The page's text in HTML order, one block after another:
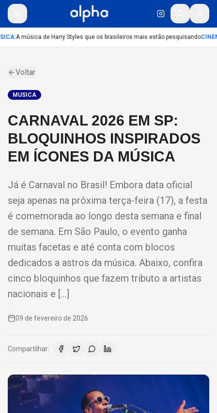
:A música de Harry Styles que os brasileiros mais estão pesquisando
Voltar
MUSICA
CARNAVAL 2026 EM SP:
BLOQUINHOS INSPIRADOS
EM ÍCONES DA MÚSICA
Já é Carnaval no Brasil! Embora data oficial
seja apenas na próxima terça-feira (17), a festa
é comemorada ao longo desta semana e final
de semana. Em São Paulo, o evento ganha
muitas facetas e até conta com blocos
dedicados a astros da música. Abaixo, confira
cinco bloquinhos que fazem tributo a artistas
nacionais e […]
09 de fevereiro de 2026
Compartilhar: